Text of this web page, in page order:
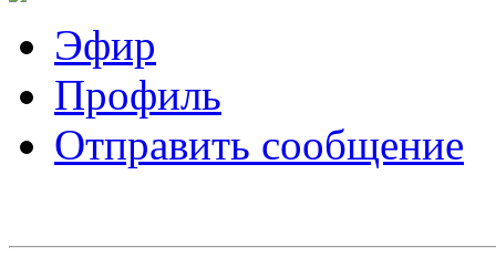
Эфир
Профиль
Отправить сообщение